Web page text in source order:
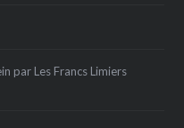
par Les Francs Limiers